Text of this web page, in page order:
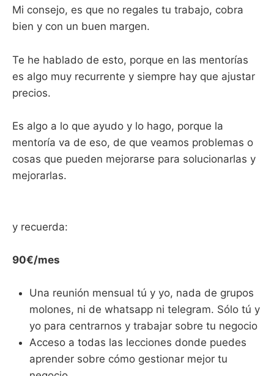
Mi consejo, es que no regales tu trabajo, cobra
bien y con un buen margen.
Te he hablado de esto, porque en las mentorías
es algo muy recurrente y siempre hay que ajustar
precios.
Es algo a lo que ayudo y lo hago, porque la
mentoría va de eso, de que veamos problemas o
cosas que pueden mejorarse para solucionarlas y
mejorarlas.
y recuerda:
90€/mes
Una reunión mensual tú y yo, nada de grupos
molones, ni de whatsapp ni telegram. Sólo tú y
yo para centrarnos y trabajar sobre tu negocio
Acceso a todas las lecciones donde puedes
aprender sobre cómo gestionar mejor tu